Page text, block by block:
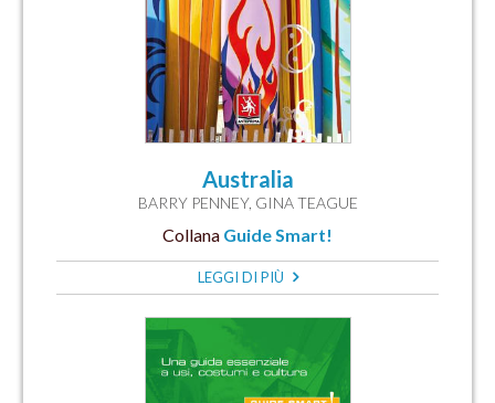
Australia
BARRY PENNEY, GINA TEAGUE
Collana Guide Smart!
LEGGI DI PIÙ